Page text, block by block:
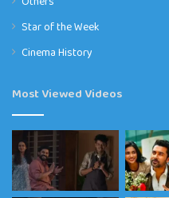
Star of the Week
Cinema History
Most Viewed Videos